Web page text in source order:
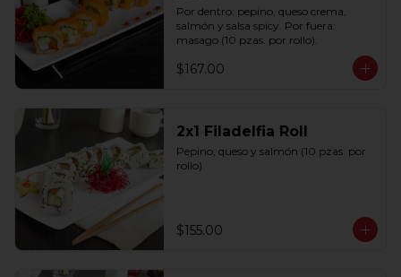
Por dentro: pepino, queso crema,
salmón y salsa spicy. Por fuera:
masago (10 pzas. por rollo).
$167.00
2x1 Filadelfia Roll
Pepino, queso y salmón (10 pzas. por
rollo).
$155.00